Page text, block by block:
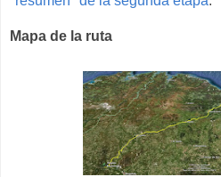
Mapa de la ruta